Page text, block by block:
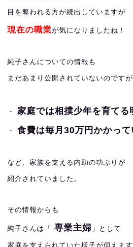
目を奪われる方が続出していますが
現在の職業が気になりましたね！
純子さんについての情報も
まだあまり公開されていないのですが
・ 家庭では相撲少年を育てる
・ 食費は毎月30万円かかって
など、家族を支える内助の功ぶりが
紹介されていました。
その情報からも
純子さんは「 専業主婦 」として
家庭を支えられていた様子が伺えます